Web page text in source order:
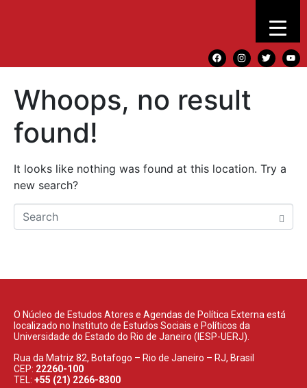
Whoops, no result
found!
It looks like nothing was found at this location. Try a
new search?
O Núcleo de Estudos Atores e Agendas de Política Externa está
localizado no Instituto de Estudos Sociais e Políticos da
Universidade do Estado do Rio de Janeiro (IESP-UERJ).
Rua da Matriz 82, Botafogo – Rio de Janeiro – RJ, Brasil
CEP: 22260-100
TEL: +55 (21) 2266-8300